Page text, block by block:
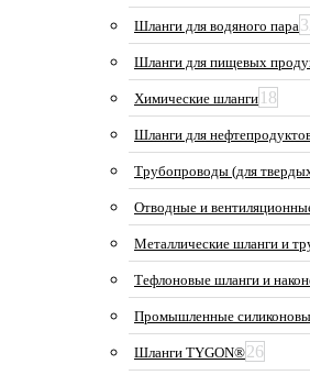
Шланги для водяного пара
Шланги для пищевых
Химические шланги 18
Шланги для
Трубопроводы (для
Отводные и
Металлические шланги и
Тефлоновые шланги и
Промышленные
Шланги TYGON®26